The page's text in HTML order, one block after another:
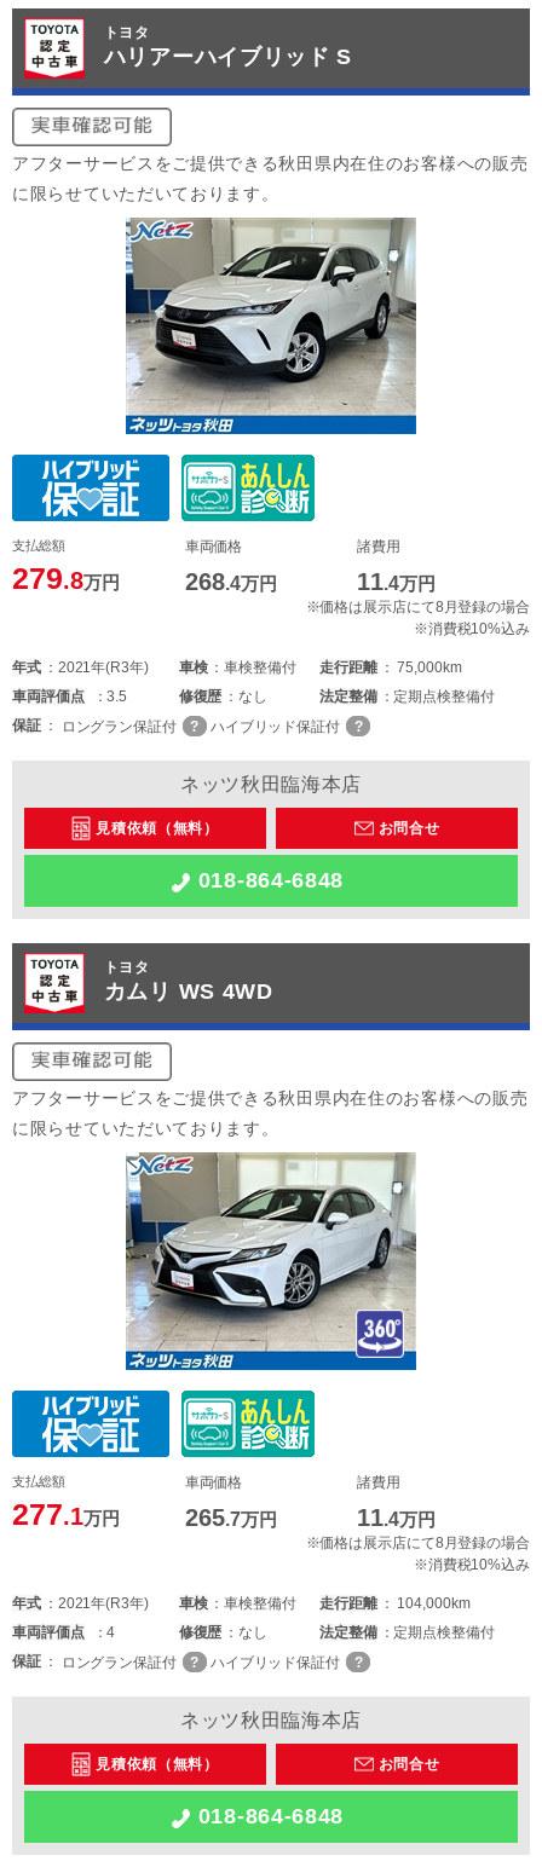
トヨタ
ハリアーハイブリッド S
アフターサービスをご提供できる秋田県内在住のお客様への販売
に限らせていただいております。
支払総額
279.8万円
車両価格
268.4万円
諸費用
11.4万円
※価格は展示店にて8月登録の場合
※消費税10%込み
年式 2021年(R3年) 車検 車検整備付 走行距離
75,000km
車両評価点 3.5 修復歴 なし 法定整備
定期点検整備付
保証
ロングラン保証付 ハイブリッド保証付
ネッツ秋田臨海本店
見積依頼（無料） お問合せ
018-864-6848
トヨタ
カムリ WS 4WD
アフターサービスをご提供できる秋田県内在住のお客様への販売
に限らせていただいております。
支払総額
277.1万円
車両価格
265.7万円
諸費用
11.4万円
※価格は展示店にて8月登録の場合
※消費税10%込み
年式 2021年(R3年) 車検 車検整備付 走行距離
104,000km
車両評価点 4 修復歴 なし 法定整備
定期点検整備付
保証
ロングラン保証付 ハイブリッド保証付
ネッツ秋田臨海本店
見積依頼（無料） お問合せ
018-864-6848